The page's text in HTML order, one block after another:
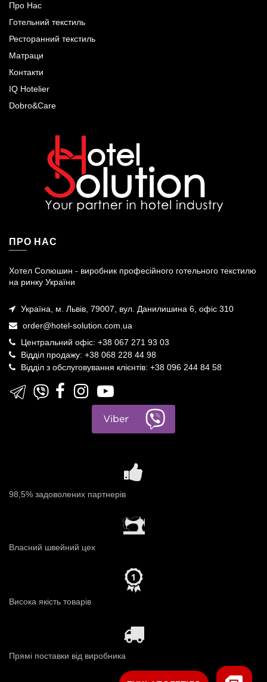
Про Нас
Готельний текстиль
Ресторанний текстиль
Матраци
Контакти
IQ Hotelier
Dobro&Care
ПРО НАС
Хотел Солюшин - виробник професійного готельного текстилю
на ринку України
Україна, м. Львів, 79007, вул. Данилишина 6, офіс 310
order@hotel-solution.com.ua
Центральний офіс: +38 067 271 93 03
Відділ продажу: +38 068 228 44 98
Відділ з обслуговування клієнтів: +38 096 244 84 58
98,5% задоволених партнерів
Власний швейний цех
Висока якість товарів
Прямі поставки від виробника